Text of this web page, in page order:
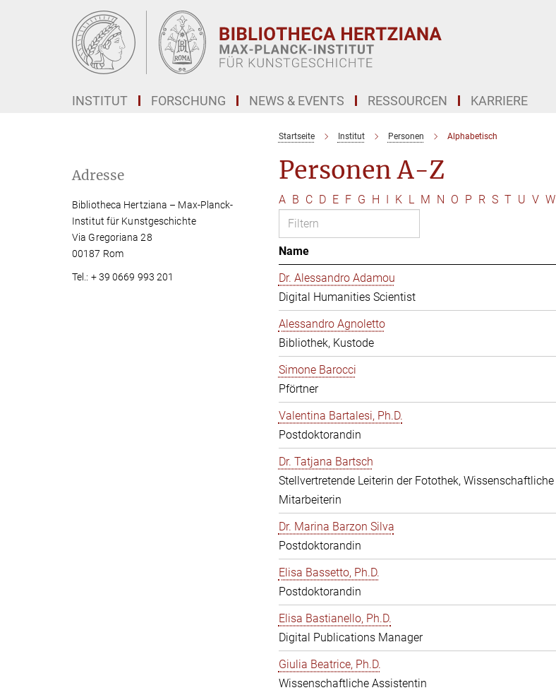
INSTITUT FORSCHUNG NEWS & EVENTS RESSOURCEN KARRIERE
Startseite Institut Personen Alphabetisch
Personen A-Z
A B C D E F G H I K L M N O P R S T U V W
Name
Dr. Alessandro Adamou
Digital Humanities Scientist
Alessandro Agnoletto
Bibliothek, Kustode
Simone Barocci
Pförtner
Valentina Bartalesi, Ph.D.
Postdoktorandin
Dr. Tatjana Bartsch
Stellvertretende Leiterin der Fotothek, Wissenschaftliche
Mitarbeiterin
Dr. Marina Barzon Silva
Postdoktorandin
Elisa Bassetto, Ph.D.
Postdoktorandin
Elisa Bastianello, Ph.D.
Digital Publications Manager
Giulia Beatrice, Ph.D.
Wissenschaftliche Assistentin
Adresse
Bibliotheca Hertziana – Max-Planck-
Institut für Kunstgeschichte
Via Gregoriana 28
00187 Rom
Tel.: + 39 0669 993 201